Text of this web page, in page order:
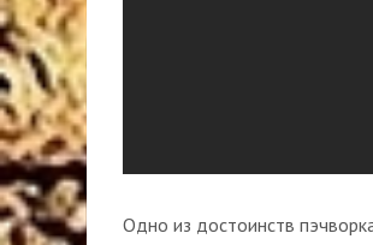
Одно из достоинств